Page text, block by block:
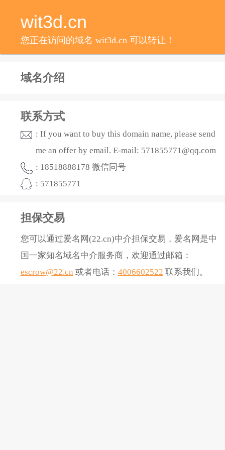
wit3d.cn
您正在访问的域名 wit3d.cn 可以转让！
域名介绍
联系方式
: If you want to buy this domain name, please send
me an offer by email. E-mail: 571855771@qq.com
: 18518888178 微信同号
: 571855771
担保交易
您可以通过爱名网(22.cn)中介担保交易，爱名网是中
国一家知名域名中介服务商，欢迎通过邮箱：
escrow@22.cn 或者电话： 4006602522 联系我们。